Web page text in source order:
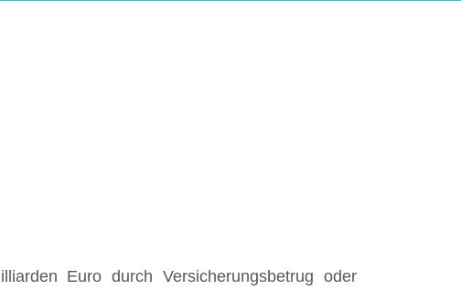
Euro durch Versicherungsbetrug oder